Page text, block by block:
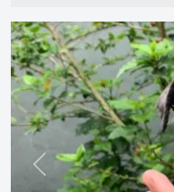
Previous